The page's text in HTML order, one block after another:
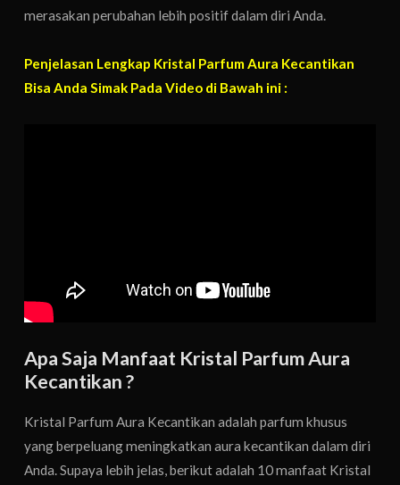
merasakan perubahan lebih positif dalam diri Anda.
Penjelasan Lengkap Kristal Parfum Aura Kecantikan
Bisa Anda Simak Pada Video di Bawah ini :
Apa Saja Manfaat Kristal Parfum Aura
Kecantikan ?
Kristal Parfum Aura Kecantikan adalah parfum khusus
yang berpeluang meningkatkan aura kecantikan dalam diri
Anda. Supaya lebih jelas, berikut adalah 10 manfaat Kristal